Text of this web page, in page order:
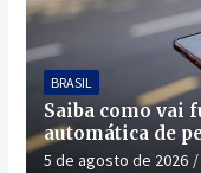
BRASIL
Saiba como vai
automática de
Pensão”
5 de agosto de 2026